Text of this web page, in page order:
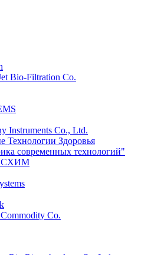
Bio-Filtration Co.
Instruments Co., Ltd.
Здоровья
современных технологий"
Co.